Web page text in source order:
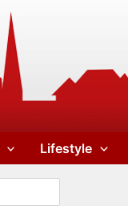
Lifestyle